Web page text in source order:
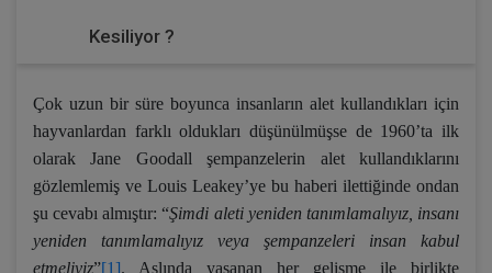
Kesiliyor ?
Çok uzun bir süre boyunca insanların alet kullandıkları için
hayvanlardan farklı oldukları düşünülmüşse de 1960’ta ilk
olarak Jane Goodall şempanzelerin alet kullandıklarını
gözlemlemiş ve Louis Leakey’ye bu haberi ilettiğinde ondan
şu cevabı almıştır: “Şimdi aleti yeniden tanımlamalıyız, insanı
yeniden tanımlamalıyız veya şempanzeleri insan kabul
etmeliyiz”[1]. Aslında yaşanan her gelişme ile birlikte